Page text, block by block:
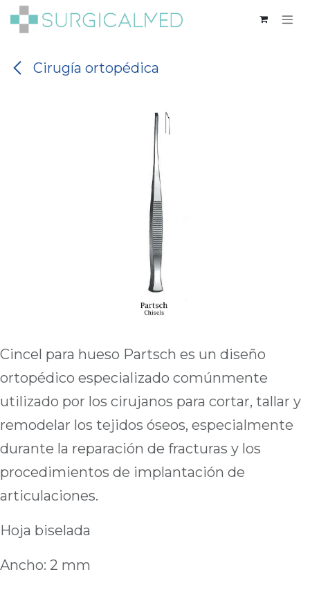
Ir al contenido
Cirugía ortopédica
Cincel para hueso Partsch es un diseño
ortopédico especializado comúnmente
utilizado por los cirujanos para cortar, tallar y
remodelar los tejidos óseos, especialmente
durante la reparación de fracturas y los
procedimientos de implantación de
articulaciones.
Hoja biselada
Ancho: 2 mm